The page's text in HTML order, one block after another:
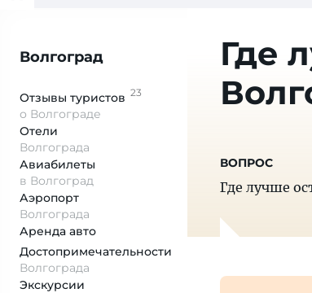
Волгоград
Отзывы туристов 23
о Волгограде
Отели
Волгограда
Авиабилеты
в Волгоград
Аэропорт
Волгограда
Аренда авто
Достопримеча­тельности
Волгограда
Экскурсии
Где
Где лучше